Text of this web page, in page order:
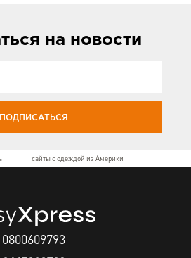
на новости
ПОДПИСАТЬСЯ
сайты с одеждой из Америки
0800609793